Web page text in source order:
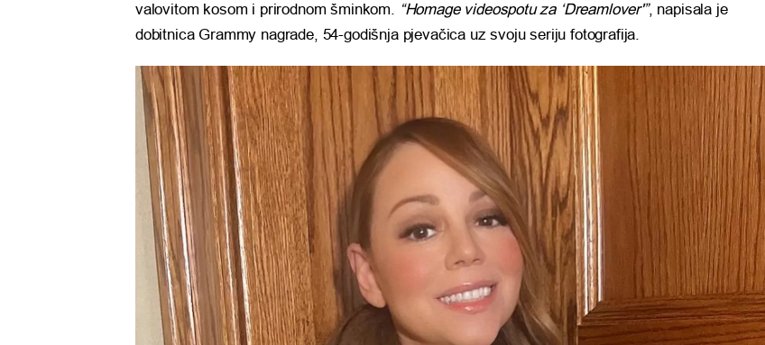
valovitom kosom i prirodnom šminkom. “Homage videospotu za ‘Dreamlover'”, napisala je
dobitnica Grammy nagrade, 54-godišnja pjevačica uz svoju seriju fotografija.